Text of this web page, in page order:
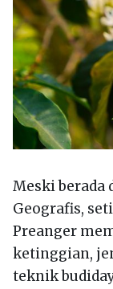
Meski berada
Geografis,
Preanger
ketinggian,
teknik